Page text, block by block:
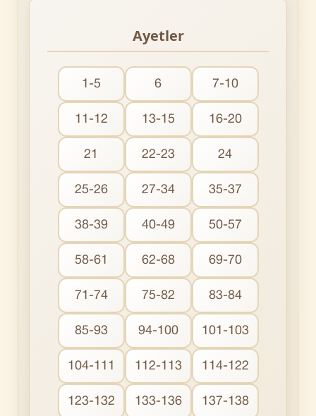
Ayetler
1-5 6 7-10
11-12 13-15 16-20
21 22-23 24
25-26 27-34 35-37
38-39 40-49 50-57
58-61 62-68 69-70
71-74 75-82 83-84
85-93 94-100 101-103
104-111 112-113 114-122
123-132 133-136 137-138